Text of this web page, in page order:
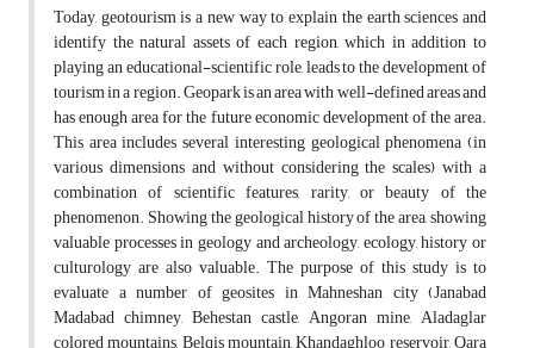
Today, geotourism is a new way to explain the earth sciences and
identify the natural assets of each region, which in addition to
playing an educational-scientific role, leads to the development of
tourism in a region. Geopark is an area with well-defined areas and
has enough area for the future economic development of the area.
This area includes several interesting geological phenomena (in
various dimensions and without considering the scales) with a
combination of scientific features, rarity, or beauty of the
phenomenon. Showing the geological history of the area, showing
valuable processes in geology and archeology, ecology, history or
culturology are also valuable. The purpose of this study is to
evaluate a number of geosites in Mahneshan city (Janabad
Madabad chimney, Behestan castle, Angoran mine, Aladaglar